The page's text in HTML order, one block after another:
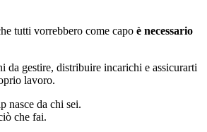
tutti vorrebbero come capo è necessario
da gestire, distribuire incarichi e assicurarti
lavoro.
nasce da chi sei.
che fai.